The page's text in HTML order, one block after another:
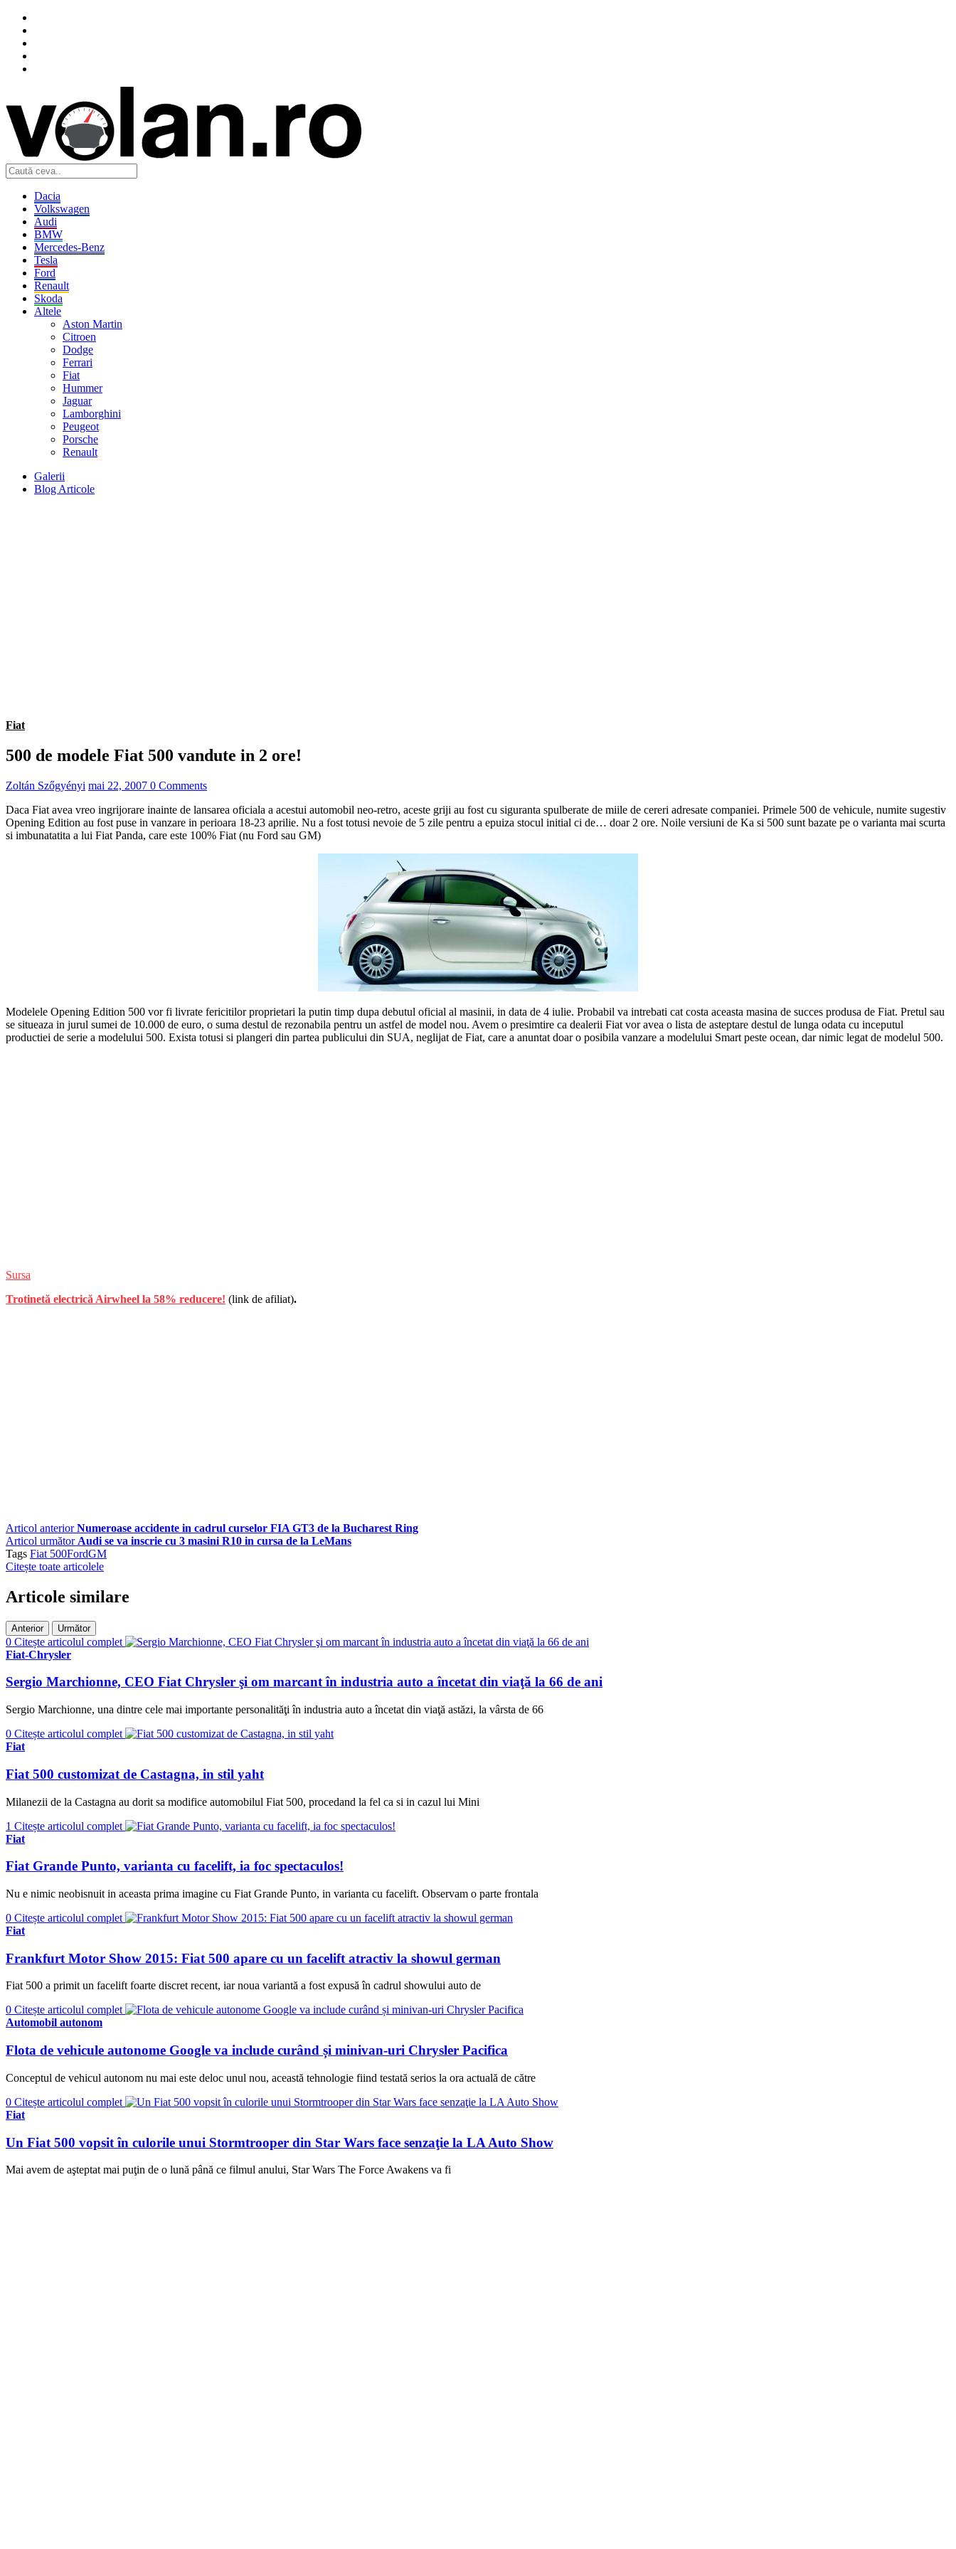
Dacia
Volkswagen
Audi
BMW
Mercedes-Benz
Tesla
Ford
Renault
Skoda
Altele
Aston Martin
Citroen
Dodge
Ferrari
Fiat
Hummer
Jaguar
Lamborghini
Peugeot
Porsche
Renault
Galerii
Blog Articole
Fiat
500 de modele Fiat 500 vandute in 2 ore!
Zoltán Szőgyényi mai 22, 2007 0 Comments
Daca Fiat avea vreo ingrijorare inainte de lansarea oficiala a acestui automobil neo-retro, aceste griji au fost cu siguranta spulberate de miile de cereri adresate companiei. Primele 500 de vehicule, numite sugestiv
Opening Edition au fost puse in vanzare in perioara 18-23 aprilie. Nu a fost totusi nevoie de 5 zile pentru a epuiza stocul initial ci de… doar 2 ore. Noile versiuni de Ka si 500 sunt bazate pe o varianta mai scurta
si imbunatatita a lui Fiat Panda, care este 100% Fiat (nu Ford sau GM)
Modelele Opening Edition 500 vor fi livrate fericitilor proprietari la putin timp dupa debutul oficial al masinii, in data de 4 iulie. Probabil va intrebati cat costa aceasta masina de succes produsa de Fiat. Pretul sau
se situeaza in jurul sumei de 10.000 de euro, o suma destul de rezonabila pentru un astfel de model nou. Avem o presimtire ca dealerii Fiat vor avea o lista de asteptare destul de lunga odata cu inceputul
productiei de serie a modelului 500. Exista totusi si plangeri din partea publicului din SUA, neglijat de Fiat, care a anuntat doar o posibila vanzare a modelului Smart peste ocean, dar nimic legat de modelul 500.
Sursa
Trotinetă electrică Airwheel la 58% reducere! (link de afiliat).
Articol anterior Numeroase accidente in cadrul curselor FIA GT3 de la Bucharest Ring
Articol următor Audi se va inscrie cu 3 masini R10 in cursa de la LeMans
Tags Fiat 500FordGM
Citește toate articolele
Articole similare
Anterior Următor
0 Citește articolul complet
Fiat-Chrysler
Sergio Marchionne, CEO Fiat Chrysler şi om marcant în industria auto a încetat din viaţă la 66 de ani
Sergio Marchionne, una dintre cele mai importante personalităţi în industria auto a încetat din viaţă astăzi, la vârsta de 66
0 Citește articolul complet
Fiat
Fiat 500 customizat de Castagna, in stil yaht
Milanezii de la Castagna au dorit sa modifice automobilul Fiat 500, procedand la fel ca si in cazul lui Mini
1 Citește articolul complet
Fiat
Fiat Grande Punto, varianta cu facelift, ia foc spectaculos!
Nu e nimic neobisnuit in aceasta prima imagine cu Fiat Grande Punto, in varianta cu facelift. Observam o parte frontala
0 Citește articolul complet
Fiat
Frankfurt Motor Show 2015: Fiat 500 apare cu un facelift atractiv la showul german
Fiat 500 a primit un facelift foarte discret recent, iar noua variantă a fost expusă în cadrul showului auto de
0 Citește articolul complet
Automobil autonom
Flota de vehicule autonome Google va include curând și minivan-uri Chrysler Pacifica
Conceptul de vehicul autonom nu mai este deloc unul nou, această tehnologie fiind testată serios la ora actuală de către
0 Citește articolul complet
Fiat
Un Fiat 500 vopsit în culorile unui Stormtrooper din Star Wars face senzaţie la LA Auto Show
Mai avem de aşteptat mai puţin de o lună până ce filmul anului, Star Wars The Force Awakens va fi